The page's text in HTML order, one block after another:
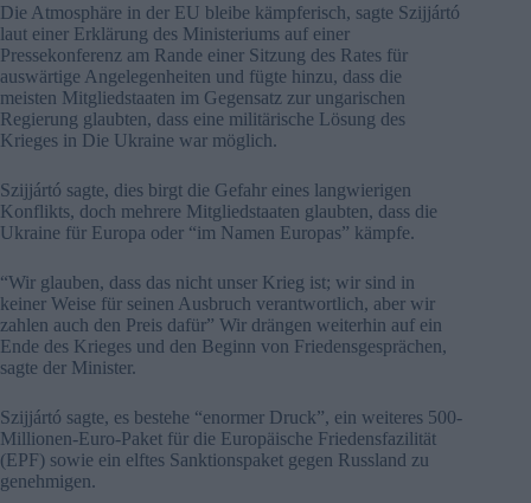
Die Atmosphäre in der EU bleibe kämpferisch, sagte Szijjártó
laut einer Erklärung des Ministeriums auf einer
Pressekonferenz am Rande einer Sitzung des Rates für
auswärtige Angelegenheiten und fügte hinzu, dass die
meisten Mitgliedstaaten im Gegensatz zur ungarischen
Regierung glaubten, dass eine militärische Lösung des
Krieges in Die Ukraine war möglich.
Szijjártó sagte, dies birgt die Gefahr eines langwierigen
Konflikts, doch mehrere Mitgliedstaaten glaubten, dass die
Ukraine für Europa oder “im Namen Europas” kämpfe.
“Wir glauben, dass das nicht unser Krieg ist; wir sind in
keiner Weise für seinen Ausbruch verantwortlich, aber wir
zahlen auch den Preis dafür” Wir drängen weiterhin auf ein
Ende des Krieges und den Beginn von Friedensgesprächen,
sagte der Minister.
Szijjártó sagte, es bestehe “enormer Druck”, ein weiteres 500-
Millionen-Euro-Paket für die Europäische Friedensfazilität
(EPF) sowie ein elftes Sanktionspaket gegen Russland zu
genehmigen.